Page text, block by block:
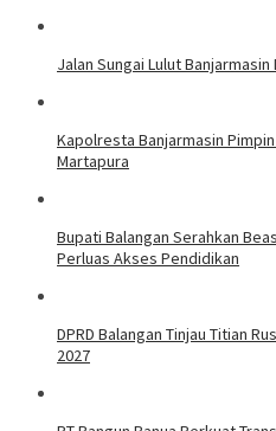
Jalan Sungai Lulut
Kapolresta Banjarmasin
Martapura
Bupati Balangan Serahkan
Perluas Akses Pendidikan
DPRD Balangan Tinjau Titian
2027